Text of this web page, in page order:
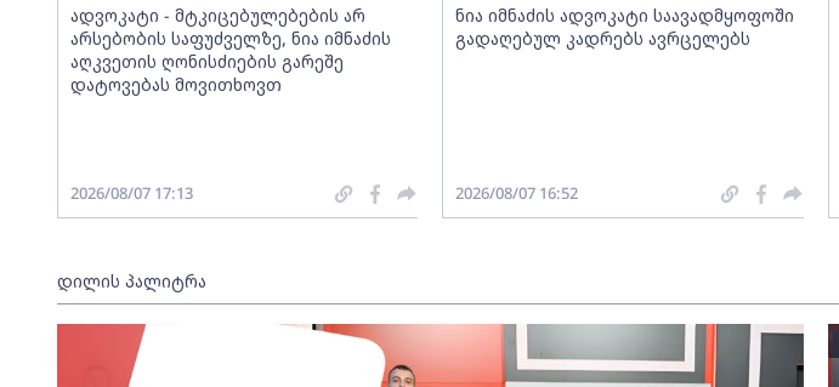
ადვოკატი - მტკიცებულებების არ
არსებობის საფუძველზე, ნია იმნაძის
აღკვეთის ღონისძიების გარეშე
დატოვებას მოვითხოვთ
2026/08/07 17:13
ნია იმნაძის ადვოკატი საავადმყოფოში
გადაღებულ კადრებს ავრცელებს
2026/08/07 16:52
დილის პალიტრა